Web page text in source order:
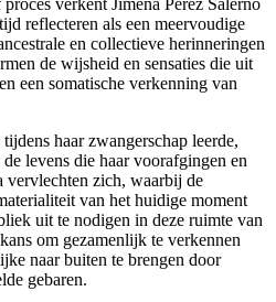
verkent Jimena Pérez Salerno
reflecteren als een meervoudige
en collectieve herinneringen
de wijsheid en sensaties die uit
een somatische verkenning van
haar zwangerschap leerde,
levens die haar voorafgingen en
vervlechten zich, waarbij de
van het huidige moment
uit te nodigen in deze ruimte van
om gezamenlijk te verkennen
naar buiten te brengen door
gebaren.